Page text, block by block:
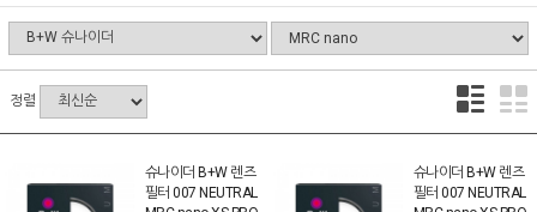
정렬
슈나이더 B+W 렌즈
필터 007 NEUTRAL
슈나이더 B+W 렌즈
필터 007 NEUTRAL